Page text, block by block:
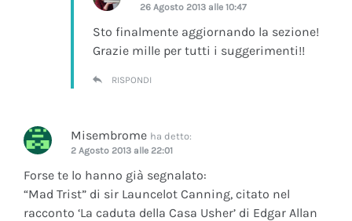
26 Agosto 2013 alle 10:47
Sto finalmente aggiornando la sezione!
Grazie mille per tutti i suggerimenti!!
RISPONDI
Misembrome ha detto:
2 Agosto 2013 alle 22:01
Forse te lo hanno già segnalato:
“Mad Trist” di sir Launcelot Canning, citato nel
racconto ‘La caduta della Casa Usher’ di Edgar Allan